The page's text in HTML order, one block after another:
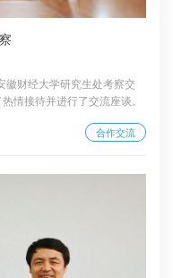
徽财经大学研究生处考察交
情接待并进行了交流座谈。
合作交流